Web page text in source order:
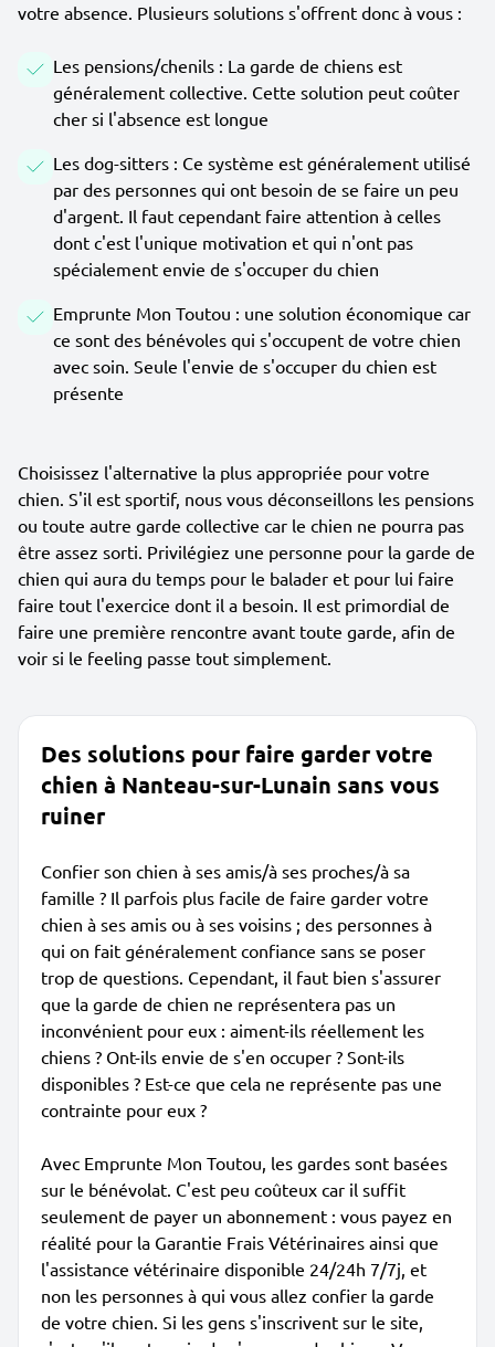
votre absence. Plusieurs solutions s'offrent donc à vous :
Les pensions/chenils : La garde de chiens est
généralement collective. Cette solution peut coûter
cher si l'absence est longue
Les dog-sitters : Ce système est généralement utilisé
par des personnes qui ont besoin de se faire un peu
d'argent. Il faut cependant faire attention à celles
dont c'est l'unique motivation et qui n'ont pas
spécialement envie de s'occuper du chien
Emprunte Mon Toutou : une solution économique car
ce sont des bénévoles qui s'occupent de votre chien
avec soin. Seule l'envie de s'occuper du chien est
présente
Choisissez l'alternative la plus appropriée pour votre
chien. S'il est sportif, nous vous déconseillons les pensions
ou toute autre garde collective car le chien ne pourra pas
être assez sorti. Privilégiez une personne pour la garde de
chien qui aura du temps pour le balader et pour lui faire
faire tout l'exercice dont il a besoin. Il est primordial de
faire une première rencontre avant toute garde, afin de
voir si le feeling passe tout simplement.
Des solutions pour faire garder votre
chien à Nanteau-sur-Lunain sans vous
ruiner
Confier son chien à ses amis/à ses proches/à sa
famille ? Il parfois plus facile de faire garder votre
chien à ses amis ou à ses voisins ; des personnes à
qui on fait généralement confiance sans se poser
trop de questions. Cependant, il faut bien s'assurer
que la garde de chien ne représentera pas un
inconvénient pour eux : aiment-ils réellement les
chiens ? Ont-ils envie de s'en occuper ? Sont-ils
disponibles ? Est-ce que cela ne représente pas une
contrainte pour eux ?
Avec Emprunte Mon Toutou, les gardes sont basées
sur le bénévolat. C'est peu coûteux car il suffit
seulement de payer un abonnement : vous payez en
réalité pour la Garantie Frais Vétérinaires ainsi que
l'assistance vétérinaire disponible 24/24h 7/7j, et
non les personnes à qui vous allez confier la garde
de votre chien. Si les gens s'inscrivent sur le site,